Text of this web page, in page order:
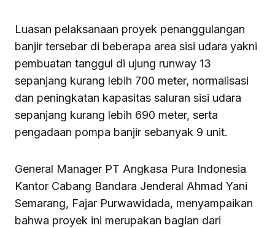
Luasan pelaksanaan proyek penanggulangan
banjir tersebar di beberapa area sisi udara yakni
pembuatan tanggul di ujung runway 13
sepanjang kurang lebih 700 meter, ⁠normalisasi
dan peningkatan kapasitas saluran sisi udara
sepanjang kurang lebih 690 meter, serta
pengadaan pompa banjir sebanyak 9 unit.
General Manager PT Angkasa Pura Indonesia
Kantor Cabang Bandara Jenderal Ahmad Yani
Semarang, Fajar Purwawidada, menyampaikan
bahwa proyek ini merupakan bagian dari